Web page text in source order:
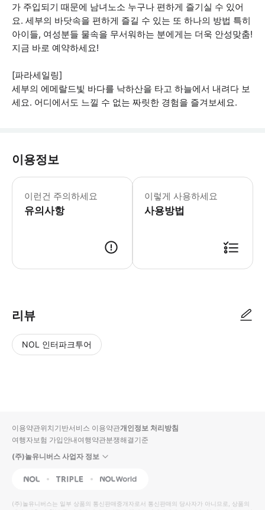
가 주입되기 때문에 남녀노소 누구나 편하게 즐기실 수 있어
요. 세부의 바닷속을 편하게 즐길 수 있는 또 하나의 방법 특히
아이들, 여성분들 물속을 무서워하는 분에게는 더욱 안성맞춤!
지금 바로 예약하세요!
[파라세일링]
세부의 에메랄드빛 바다를 낙하산을 타고 하늘에서 내려다 보
세요. 어디에서도 느낄 수 없는 짜릿한 경험을 즐겨보세요.
이용정보
이런건 주의하세요
유의사항
[포함사항] · 선택에 따른 해양 액티
이렇게 사용하세요
사용방법
리뷰
NOL 인터파크투어
입니
다.
높
동
순
상
이용약관위치기반서비스 이용약관개인정보 처리방침
여행자보험 가입안내여행약관분쟁해결기준
(주)놀유니버스 사업자 정보
NOL Triple Interpark Global
(주)놀유니버스는 일부 상품의 통신판매중개자로서 통신판매의 당사자가 아니므로, 상품의